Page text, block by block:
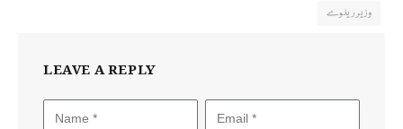
وزیر ریلوے
LEAVE A REPLY